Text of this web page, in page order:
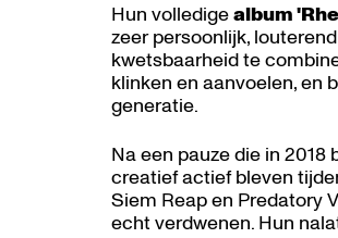
Hun volledigealbum
zeer persoonlijk,
kwetsbaarheid te
klinken en aanvoelen, en
generatie.
Na een pauze die in
creatief actief bleven
Siem Reap en Predatory
echt verdwenen. Hun
Inzoomen